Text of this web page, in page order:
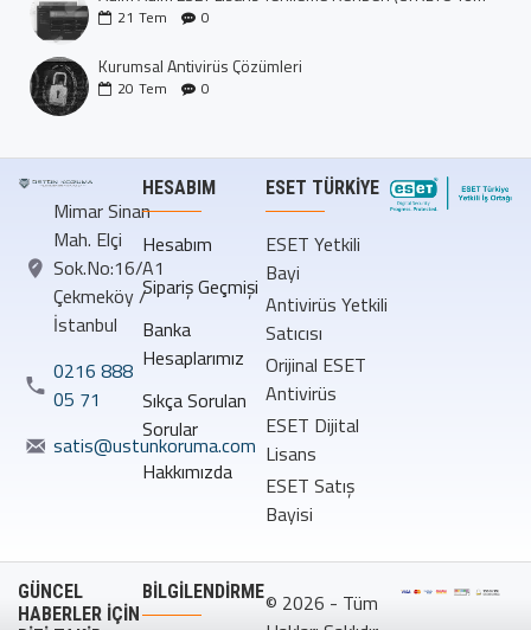
21 Tem 0
Kurumsal Antivirüs Çözümleri
20 Tem 0
Mimar Sinan
Mah. Elçi
Sok.No:16/A1
Çekmeköy /
İstanbul
0216 888
05 71
satis@ustunkoruma.com
HESABIM
Hesabım
Sipariş Geçmişi
Banka
Hesaplarımız
Sıkça Sorulan
Sorular
Hakkımızda
ESET TÜRKIYE
ESET Yetkili
Bayi
Antivirüs Yetkili
Satıcısı
Orijinal ESET
Antivirüs
ESET Dijital
Lisans
ESET Satış
Bayisi
GÜNCEL
HABERLER İÇİN
BILGILENDIRME© 2026 - Tüm